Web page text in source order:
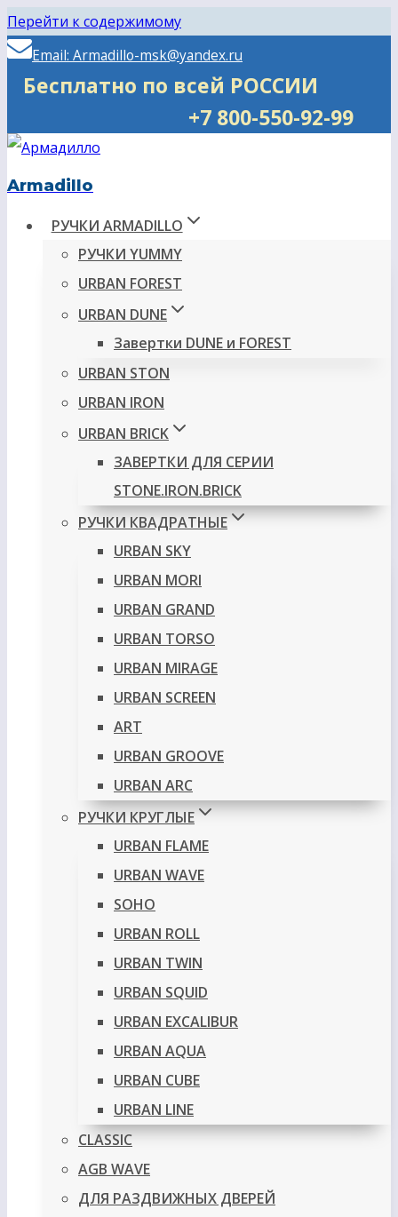
Перейти к содержимому
Email: Armadillo-msk@yandex.ru
Бесплатно по всей РОССИИ
+7 800-550-92-99
Armadillo
РУЧКИ ARMADILLO
РУЧКИ YUMMY
URBAN FOREST
URBAN DUNE
Завертки DUNE и FOREST
URBAN STON
URBAN IRON
URBAN BRICK
ЗАВЕРТКИ ДЛЯ СЕРИИ
STONE.IRON.BRICK
РУЧКИ КВАДРАТНЫЕ
URBAN SKY
URBAN MORI
URBAN GRAND
URBAN TORSO
URBAN MIRAGE
URBAN SCREEN
ART
URBAN GROOVE
URBAN ARC
РУЧКИ КРУГЛЫЕ
URBAN FLAME
URBAN WAVE
SOHO
URBAN ROLL
URBAN TWIN
URBAN SQUID
URBAN EXCALIBUR
URBAN AQUA
URBAN CUBE
URBAN LINE
CLASSIC
AGB WAVE
ДЛЯ РАЗДВИЖНЫХ ДВЕРЕЙ